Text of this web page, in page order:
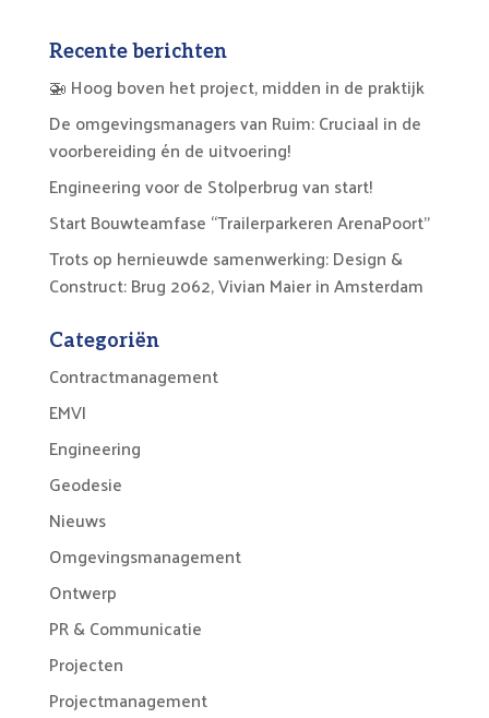
Recente berichten
🚁 Hoog boven het project, midden in de praktijk
De omgevingsmanagers van Ruim: Cruciaal in de
voorbereiding én de uitvoering!
Engineering voor de Stolperbrug van start!
Start Bouwteamfase “Trailerparkeren ArenaPoort”
Trots op hernieuwde samenwerking: Design &
Construct: Brug 2062, Vivian Maier in Amsterdam
Categoriën
Contractmanagement
EMVI
Engineering
Geodesie
Nieuws
Omgevingsmanagement
Ontwerp
PR & Communicatie
Projecten
Projectmanagement